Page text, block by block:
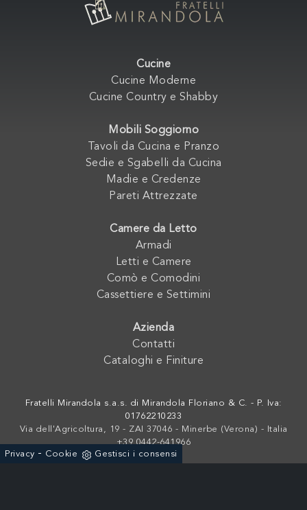
Cucine
Cucine Moderne
Cucine Country e Shabby
Mobili Soggiorno
Tavoli da Cucina e Pranzo
Sedie e Sgabelli da Cucina
Madie e Credenze
Pareti Attrezzate
Camere da Letto
Armadi
Letti e Camere
Comò e Comodini
Cassettiere e Settimini
Azienda
Contatti
Cataloghi e Finiture
Fratelli Mirandola s.a.s. di Mirandola Floriano & C. - P. Iva:
01762210233
Via dell'Agricoltura, 19 - ZAI 37046 - Minerbe (Verona) - Italia
+39 0442-641966
Privacy - Cookie Gestisci i consensi